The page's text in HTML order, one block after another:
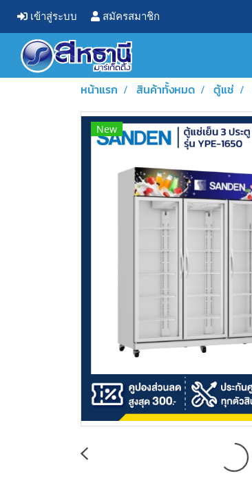
เข้าสู่ระบบ สมัครสมาชิก
หน้าแรก สินค้าทั้งหมด ตู้แช่
New